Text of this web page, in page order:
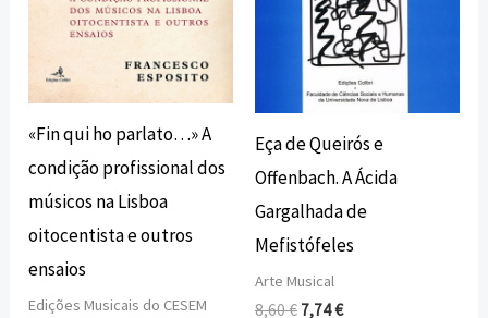
«Fin qui ho parlato…» A
condição profissional dos
músicos na Lisboa
oitocentista e outros
ensaios
Edições Musicais do CESEM
Eça de Queirós e
Offenbach. A Ácida
Gargalhada de
Mefistófeles
Arte Musical
8,60€ 7,74€